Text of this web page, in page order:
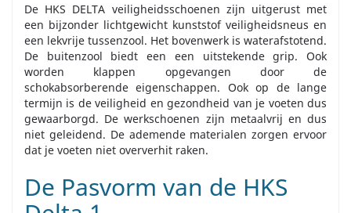
De HKS DELTA veiligheidsschoenen zijn uitgerust met
een bijzonder lichtgewicht kunststof veiligheidsneus en
een lekvrije tussenzool. Het bovenwerk is waterafstotend.
De buitenzool biedt een een uitstekende grip. Ook
worden klappen opgevangen door de
schokabsorberende eigenschappen. Ook op de lange
termijn is de veiligheid en gezondheid van je voeten dus
gewaarborgd. De werkschoenen zijn metaalvrij en dus
niet geleidend. De ademende materialen zorgen ervoor
dat je voeten niet oververhit raken.
De Pasvorm van de HKS